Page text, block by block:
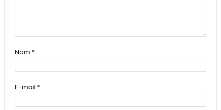
Nom *
E-mail *